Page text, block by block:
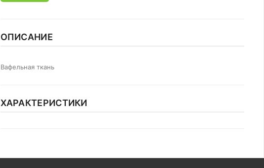
ОПИСАНИЕ
Вафельная ткань
ХАРАКТЕРИСТИКИ